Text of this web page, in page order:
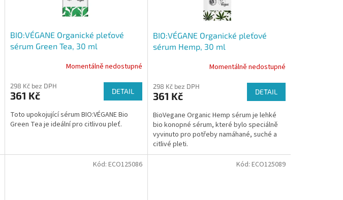
BIO:VÉGANE Organické pleťové
sérum Green Tea, 30 ml
Momentálně nedostupné
298 Kč bez DPH
361 Kč DETAIL
Toto upokojující sérum BIO:VÉGANE Bio
Green Tea je ideální pro citlivou pleť.
BIO:VÉGANE Organické pleťové
sérum Hemp, 30 ml
Momentálně nedostupné
298 Kč bez DPH
361 Kč DETAIL
BioVegane Organic Hemp sérum je lehké
bio konopné sérum, které bylo speciálně
vyvinuto pro potřeby namáhané, suché a
citlivé pleti.
Kód: ECO125086 Kód: ECO125089